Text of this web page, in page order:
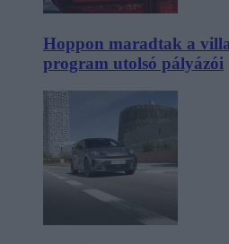
Hoppon maradtak a
program utolsó pályázói